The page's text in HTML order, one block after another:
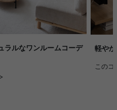
ラルなワンルームコーデ
軽や
この